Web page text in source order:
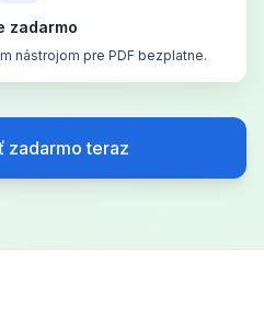
zadarmo
nástrojom pre PDF bezplatne.
zadarmo teraz